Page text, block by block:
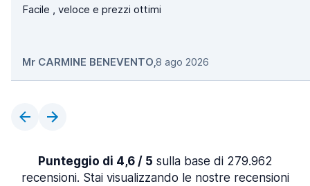
Facile , veloce e prezzi ottimi
Mr CARMINE BENEVENTO,8 ago 2026
Punteggio di 4,6 / 5 sulla base di 279.962
recensioni. Stai visualizzando le nostre recensioni